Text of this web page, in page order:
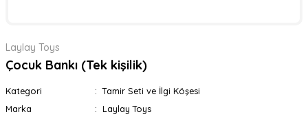
Laylay Toys
Çocuk Bankı (Tek kişilik)
Kategori
Tamir Seti ve İlgi Köşesi
Marka
Laylay Toys